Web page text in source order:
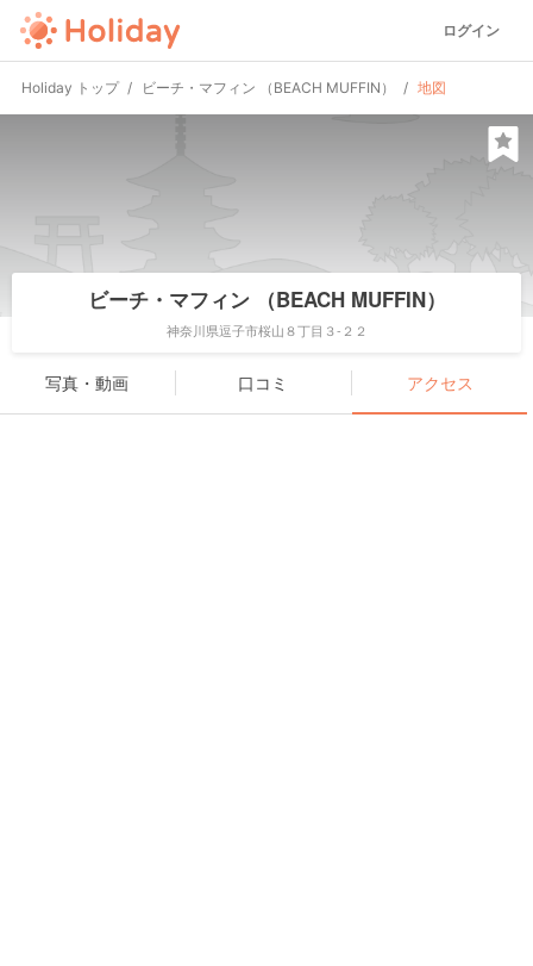
ログイン
Holiday トップ ビーチ・マフィン （BEACH MUFFIN） 地図
ビーチ・マフィン （BEACH MUFFIN）
神奈川県逗子市桜山８丁目３-２２
写真・動画 口コミ アクセス